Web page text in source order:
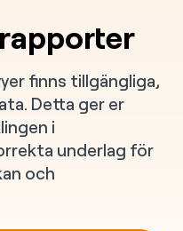
finns tillgängliga,
Detta ger er
i
underlag för
och